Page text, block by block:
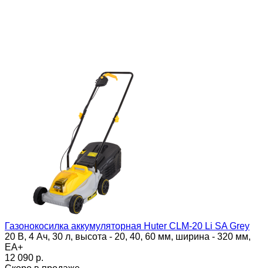
Газонокосилка аккумуляторная Huter CLM-20 Li SA Grey
20 В, 4 Ач, 30 л, высота - 20, 40, 60 мм, ширина - 320 мм,
ЕА+
12 090 p.